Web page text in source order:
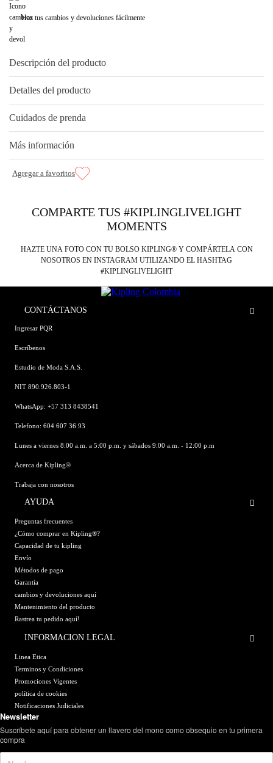
Haz tus cambios y devoluciones fácilmente
Descripción del producto
Detalles del producto
Cuidados de prenda
Más información
COMPARTE TUS #KIPLINGLIVELIGHT
MOMENTS
HAZTE UNA FOTO CON TU BOLSO KIPLING® Y COMPÁRTELA CON
NOSOTROS EN INSTAGRAM UTILIZANDO EL HASHTAG
#KIPLINGLIVELIGHT
CONTÁCTANOS
Ingresar PQR
Escríbenos
Estudio de Moda S.A.S.
NIT 890.926.803-1
WhatsApp: +57 313 8438541
Telefono: 604 607 36 93
Lunes a viernes 8:00 a.m. a 5:00 p.m. y sábados 9:00 a.m. - 12:00 p.m
Acerca de Kipling®
Trabaja con nosotros
AYUDA
Preguntas frecuentes
¿Cómo comprar en Kipling®?
Capacidad de tu kipling
Envío
Métodos de pago
Garantía
cambios y devoluciones aquí
Mantenimiento del producto
Rastrea tu pedido aquí!
INFORMACION LEGAL
Linea Etica
Terminos y Condiciones
Promociones Vigentes
política de cookies
Notificaciones Judiciales
Newsletter
Suscríbete aquí para obtener un llavero del mono como obsequio en tu primera
compra